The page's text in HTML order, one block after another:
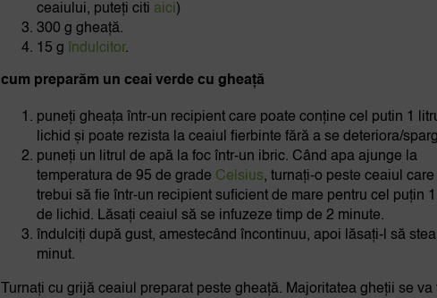
ceaiului, puteți citi aici)
300 g gheață.
15 gîndulcitor.
cum preparăm un ceai verde cu gheață
puneți gheața într-un recipient care poate conține cel putin 1
lichid și poate rezista la ceaiul fierbinte fără a se deteriora/
puneți un litrul de apă la foc într-un ibric. Când apa ajunge la
temperatura de 95 de grade Celsius, turnați-o peste ceaiul care
trebui să fie într-un recipient suficient de mare pentru cel puțin
de lichid. Lăsați ceaiul să se infuzeze timp de 2 minute.
îndulciți după gust, amestecând încontinuu, apoi lăsați-l să
minut.
Turnați cu grijă ceaiul preparat peste gheață. Majoritatea gheții se va